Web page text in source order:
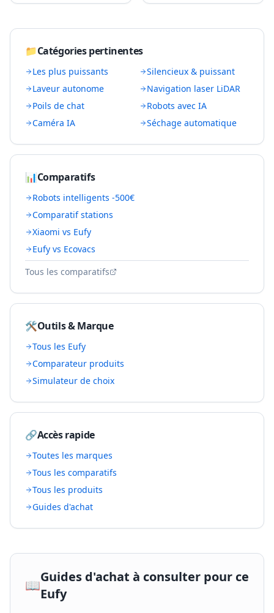
📁Catégories pertinentes
Les plus puissants
Silencieux & puissant
Laveur autonome
Navigation laser LiDAR
Poils de chat
Robots avec IA
Caméra IA
Séchage automatique
📊Comparatifs
Robots intelligents -500€
Comparatif stations
Xiaomi vs Eufy
Eufy vs Ecovacs
Tous les comparatifs
🛠️Outils & Marque
Tous les Eufy
Comparateur produits
Simulateur de choix
🔗Accès rapide
Toutes les marques
Tous les comparatifs
Tous les produits
Guides d'achat
📖
Guides d'achat à consulter pour ce
Eufy